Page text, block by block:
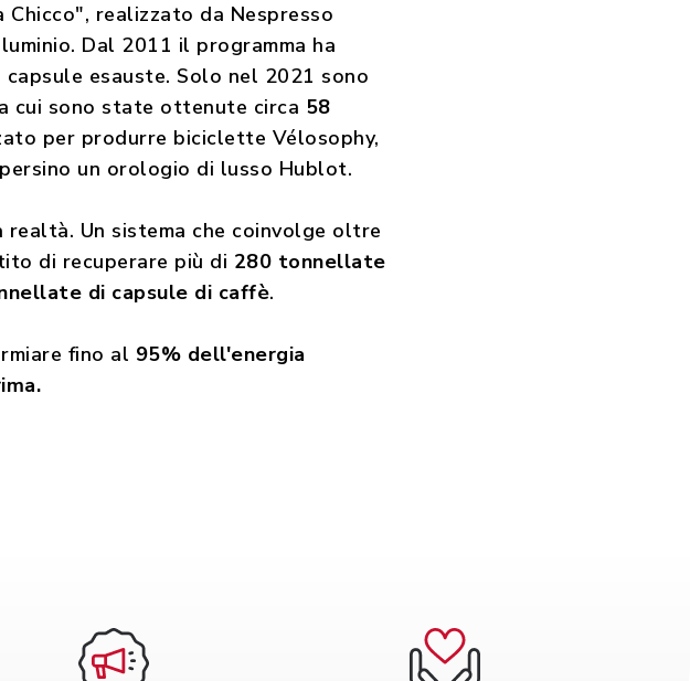
realizzato da Nespresso
Dal 2011 il programma ha
esauste. Solo nel 2021 sono
cui sono state ottenute circa 58
per produrre biciclette Vélosophy,
un orologio di lusso Hublot.
Un sistema che coinvolge oltre
di recuperare più di 280 tonnellate
di capsule di caffè.
fino al 95% dell'energia